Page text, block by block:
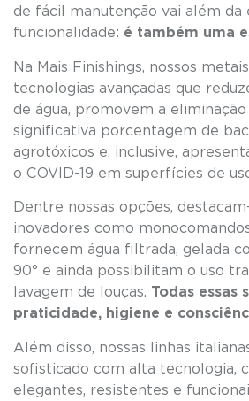
de fácil manutenção vai além da
funcionalidade: é também uma
Na Mais Finishings, nossos
tecnologias avançadas que
de água, promovem a
significativa porcentagem de
agrotóxicos e, inclusive,
o COVID-19 em superfícies de
Dentre nossas opções,
inovadores como
fornecem água filtrada, gelada
90° e ainda possibilitam o uso
lavagem de louças. Todas essas
praticidade, higiene e
Além disso, nossas linhas
sofisticado com alta tecnologia,
elegantes, resistentes e